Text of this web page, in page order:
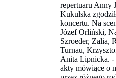
repertuaru Anny
Kukulska
koncertu. Na
Józef Orliński,
Szroeder, Zalia,
Turnau,
Anita Lipnicka. -
akty mówiące o